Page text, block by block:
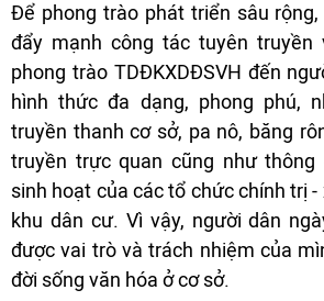
Để phong trào phát triển sâu
đẩy mạnh công tác tuyên truyền
phong trào TDĐKXDĐSVH đến
hình thức đa dạng, phong phú,
truyền thanh cơ sở, pa nô, băng
truyền trực quan cũng như thông
sinh hoạt của các tổ chức chính trị -
khu dân cư. Vì vậy, người dân
được vai trò và trách nhiệm của
đời sống văn hóa ở cơ sở.